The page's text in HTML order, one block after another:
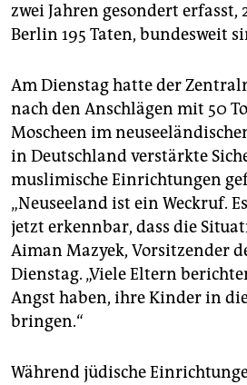
zwei Jahren gesondert erfasst,
Berlin 195 Taten, bundesweit
Am Dienstag hatte der
nach den Anschlägen mit 50
Moscheen im
in Deutschland verstärkte
muslimische Einrichtungen
„Neuseeland ist ein Weckruf.
jetzt erkennbar, dass die
Aiman Mazyek, Vorsitzender
Dienstag. „Viele Eltern
Angst haben, ihre Kinder in
bringen.“
Während jüdische